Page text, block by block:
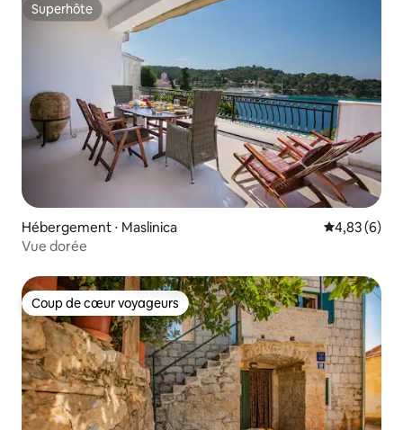
Superhôte
Superhôte
Hébergement ⋅ Maslinica Évaluation
4,83 (6)
Vue dorée
Coup de cœur voyageurs
Coup de cœur voyageurs